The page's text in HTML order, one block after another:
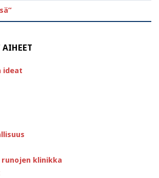
AIHEET
ideat
klinikka